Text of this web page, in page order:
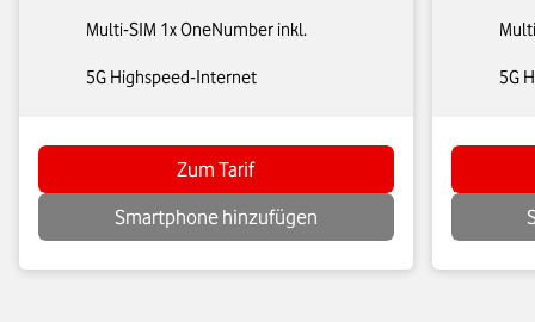
Multi-SIM 1x OneNumber inkl.
5G Highspeed-Internet
Zum Tarif
Smartphone hinzufügen
5G